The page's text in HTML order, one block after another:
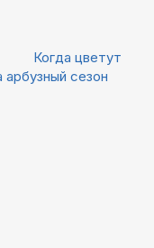
Когда цветут
арбузный сезон